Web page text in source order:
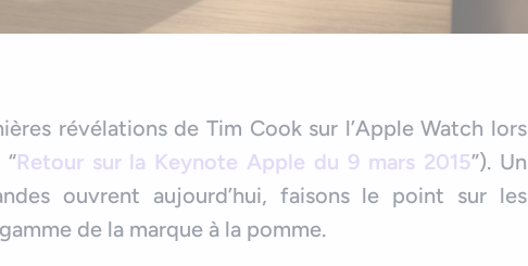
révélations de Tim Cook sur l’Apple Watch lors
Retour sur la Keynote Apple du 9 mars 2015”). Un
ouvrent aujourd’hui, faisons le point sur les
de la marque à la pomme.